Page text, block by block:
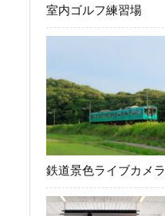
室内ゴルフ練習場
鉄道景色ライブカメラ